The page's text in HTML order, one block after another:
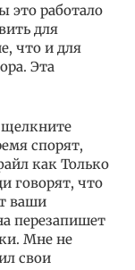
это работало
для
что и для
Эта
щелкните
спорят,
как Только
говорят, что
ваши
перезапишет
Мне не
свои